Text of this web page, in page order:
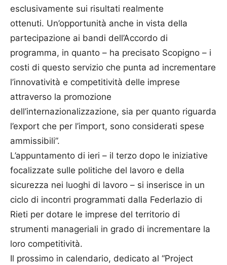
esclusivamente sui risultati realmente
ottenuti. Un’opportunità anche in vista della
partecipazione ai bandi dell’Accordo di
programma, in quanto – ha precisato Scopigno – i
costi di questo servizio che punta ad incrementare
l’innovatività e competitività delle imprese
attraverso la promozione
dell’internazionalizzazione, sia per quanto riguarda
l’export che per l’import, sono considerati spese
ammissibili”.
L’appuntamento di ieri – il terzo dopo le iniziative
focalizzate sulle politiche del lavoro e della
sicurezza nei luoghi di lavoro – si inserisce in un
ciclo di incontri programmati dalla Federlazio di
Rieti per dotare le imprese del territorio di
strumenti manageriali in grado di incrementare la
loro competitività.
Il prossimo in calendario, dedicato al “Project